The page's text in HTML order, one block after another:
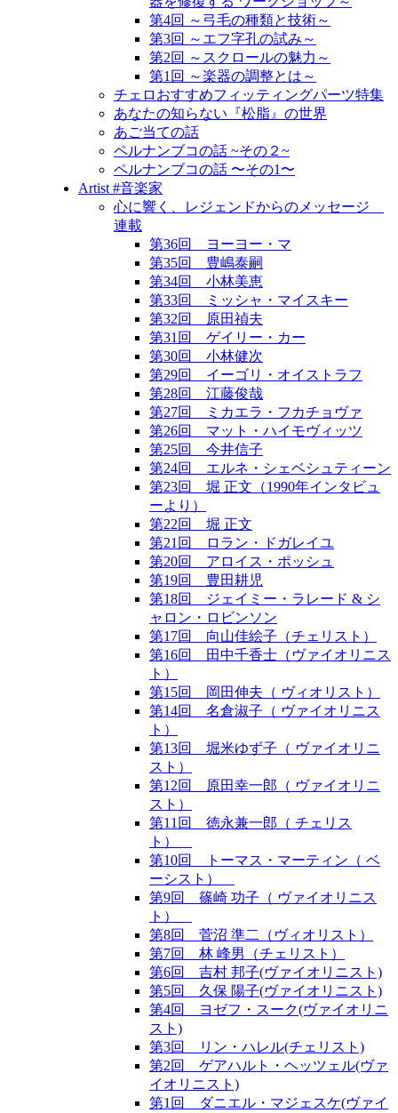
第4回 ～弓毛の種類と技術～
第3回 ～エフ字孔の試み～
第2回 ～スクロールの魅力～
第1回 ～楽器の調整とは～
チェロおすすめフィッティングパーツ特集
あなたの知らない『松脂』の世界
あご当ての話
ペルナンブコの話 ~その２~
ペルナンブコの話 〜その1〜
Artist #音楽家
心に響く、レジェンドからのメッセージ
連載
第36回 ヨーヨー・マ
第35回 豊嶋泰嗣
第34回 小林美恵
第33回 ミッシャ・マイスキー
第32回 原田禎夫
第31回 ゲイリー・カー
第30回 小林健次
第29回 イーゴリ・オイストラフ
第28回 江藤俊哉
第27回 ミカエラ・フカチョヴァ
第26回 マット・ハイモヴィッツ
第25回 今井信子
第24回 エルネ・シェベシュティーン
第23回 堀 正文（1990年インタビュ
ーより）
第22回 堀 正文
第21回 ロラン・ドガレイユ
第20回 アロイス・ポッシュ
第19回 豊田耕児
第18回 ジェイミー・ラレード & シ
ャロン・ロビンソン
第17回 向山佳絵子（チェリスト）
第16回 田中千香士（ヴァイオリニス
ト）
第15回 岡田伸夫（ ヴィオリスト）
第14回 名倉淑子（ ヴァイオリニス
ト）
第13回 堀米ゆず子（ ヴァイオリニ
スト）
第12回 原田幸一郎（ ヴァイオリニ
スト）
第11回 徳永兼一郎（ チェリス
ト）
第10回 トーマス・マーティン（ ベ
ーシスト）
第9回 篠崎 功子（ ヴァイオリニス
ト）
第8回 菅沼 準二（ヴィオリスト）
第7回 林 峰男（チェリスト）
第6回 吉村 邦子(ヴァイオリニスト)
第5回 久保 陽子(ヴァイオリニスト)
第4回 ヨゼフ・スーク(ヴァイオリニ
スト)
第3回 リン・ハレル(チェリスト)
第2回 ゲアハルト・ヘッツェル(ヴァ
イオリニスト)
第1回 ダニエル・マジェスケ(ヴァイ